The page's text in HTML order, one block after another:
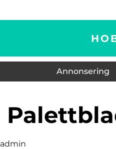
Annonsering
admin